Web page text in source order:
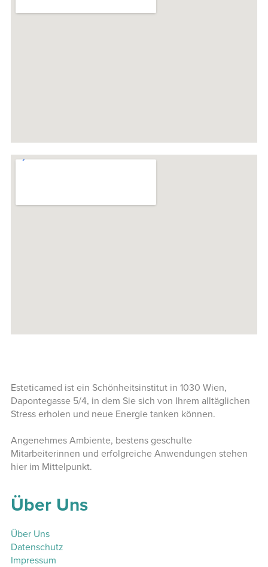
Esteticamed ist ein Schönheitsinstitut in 1030 Wien,
Dapontegasse 5/4, in dem Sie sich von Ihrem alltäglichen
Stress erholen und neue Energie tanken können.
Angenehmes Ambiente, bestens geschulte
Mitarbeiterinnen und erfolgreiche Anwendungen stehen
hier im Mittelpunkt.
Über Uns
Über Uns
Datenschutz
Impressum